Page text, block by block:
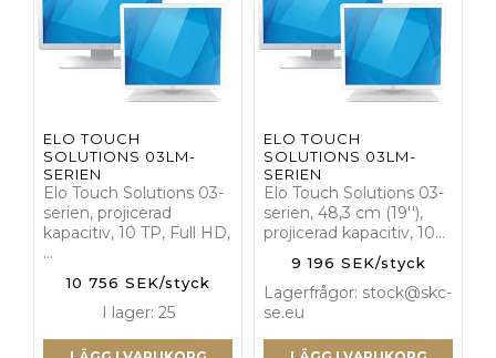
ELO TOUCH
SOLUTIONS 03LM-
SERIEN
Elo Touch Solutions 03-
serien, projicerad
kapacitiv, 10 TP, Full HD,
…
10 756 SEK/styck
I lager: 25
ELO TOUCH
SOLUTIONS 03LM-
SERIEN
Elo Touch Solutions 03-
serien, 48,3 cm (19''),
projicerad kapacitiv, 10…
9 196 SEK/styck
Lagerfrågor: stock@skc-
se.eu